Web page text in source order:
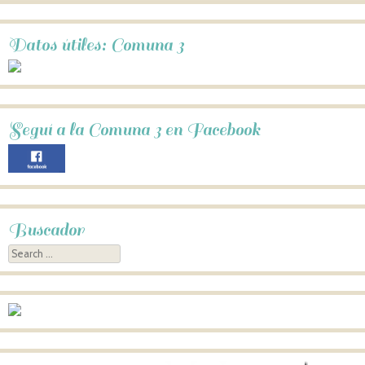
Datos útiles: Comuna 3
Seguí a la Comuna 3 en Facebook
Buscador
Search